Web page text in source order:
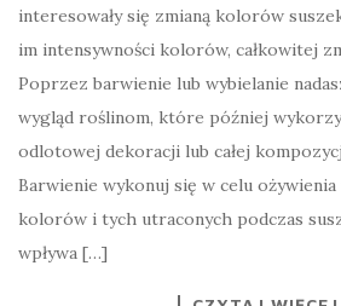
interesowały się zmianą kolorów
im intensywności kolorów, całkowitej
Poprzez barwienie lub wybielanie
wygląd roślinom, które później
odlotowej dekoracji lub całej
Barwienie wykonuj się w celu
kolorów i tych utraconych podczas
wpływa […]